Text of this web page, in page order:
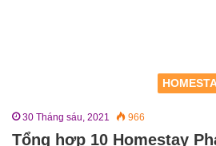
30 Tháng sáu, 2021 966
Tổng hợp 10 Homestay